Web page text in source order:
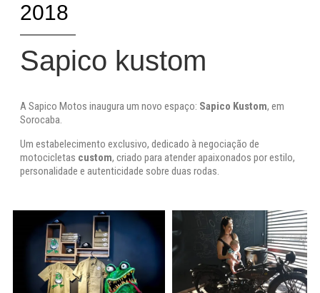
2018
Sapico kustom
A Sapico Motos inaugura um novo espaço: Sapico Kustom, em
Sorocaba.
Um estabelecimento exclusivo, dedicado à negociação de
motocicletas custom, criado para atender apaixonados por estilo,
personalidade e autenticidade sobre duas rodas.